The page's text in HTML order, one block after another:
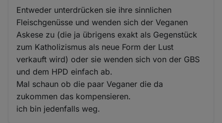
Entweder unterdrücken sie ihre sinnlichen
Fleischgenüsse und wenden sich der Veganen
Askese zu (die ja übrigens exakt als Gegenstück
zum Katholizismus als neue Form der Lust
verkauft wird) oder sie wenden sich von der GBS
und dem HPD einfach ab.
Mal schaun ob die paar Veganer die da
zukommen das kompensieren.
ich bin jedenfalls weg.